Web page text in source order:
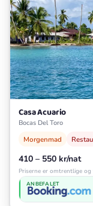
Casa Acuario
Bocas Del Toro
Morgenmad
410 – 550 kr/nat
Priserne er omtrentlige
ANBEFALET